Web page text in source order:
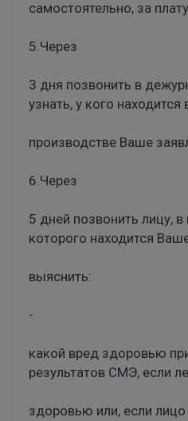
самостоятельно, за
5.Через
3 дня позвонить в
узнать, у кого находится
производстве Ваше
6.Через
5 дней позвонить лицу,
которого находится
выяснить:
-
какой вред здоровью
результатов СМЭ, если
здоровью или, если